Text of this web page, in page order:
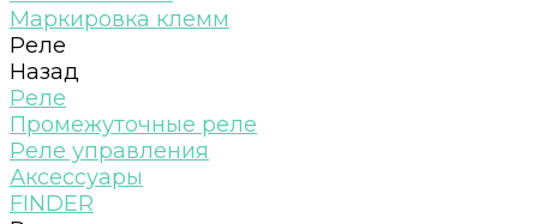
Маркировка клемм
Реле
Назад
Реле
Промежуточные реле
Реле управления
Аксессуары
FINDER